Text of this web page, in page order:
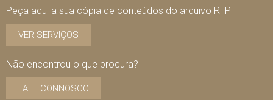
Peça aqui a sua cópia de conteúdos do arquivo RTP
VER SERVIÇOS
Não encontrou o que procura?
FALE CONNOSCO